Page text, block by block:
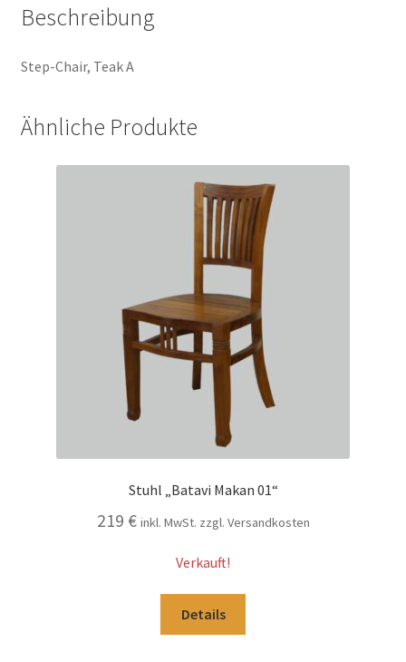
Beschreibung
Step-Chair, Teak A
Ähnliche Produkte
Stuhl „Batavi Makan 01“
219 € inkl. MwSt. zzgl. Versandkosten
Verkauft!
Details